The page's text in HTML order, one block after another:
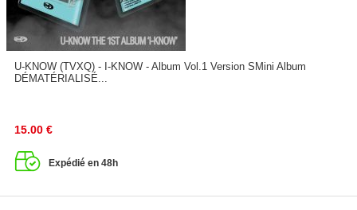
U-KNOW (TVXQ) - I-KNOW - Album Vol.1 Version SMini Album
DÉMATÉRIALISÉ...
15.00 €
Expédié en 48h